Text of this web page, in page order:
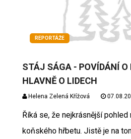
REPORTÁŽE
STÁJ SÁGA - POVÍDÁNÍ O
HLAVNĚ O LIDECH
Helena Zelená Křížová
Říká se, že nejkrásnější pohled
koňského hřbetu. Jistě je na